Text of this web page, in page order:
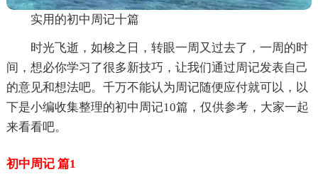
实用的初中周记十篇
时光飞逝，如梭之日，转眼一周又过去了，一周的时
间，想必你学习了很多新技巧，让我们通过周记发表自己
的意见和想法吧。千万不能认为周记随便应付就可以，以
下是小编收集整理的初中周记10篇，仅供参考，大家一起
来看看吧。
初中周记 篇1